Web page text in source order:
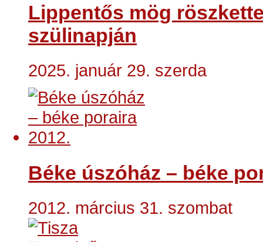
Lippentős mög
szülinapján
2025. január 29. szerda
Béke úszóház – béke
2012. március 31. szombat